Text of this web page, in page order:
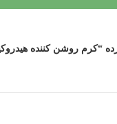
“کرم روشن کننده